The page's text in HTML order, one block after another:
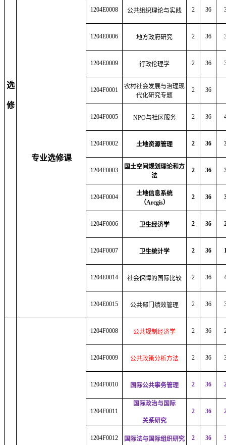
选
修
专业选修课
1204E0008 公共组织理论与实践 2 36
1204E0006 地方政府研究 2 36
1204E0009 行政伦理学 2 36
1204F0001
农村社会发展与治理现
代化研究专题
2 36
1204F0005 NPO与社区服务 2 36
1204F0002 土地资源管理 2 36
1204F0003
国土空间规划理论和方
法
2 36
1204F0004
土地信息系统
（Arcgis）
2 36
1204F0006 卫生经济学 2 36
1204F0007 卫生统计学 2 36
1204E0014 社会保障的国际比较 2 36
1204E0015 公共部门绩效管理 2 36
1204F0008 公共规制经济学 2 36
1204F0009 公共政策分析方法 2 36
1204F0010 国际公共事务管理 2 36
1204F0011
国际政治与国际
关系研究
2 36
1204F0012 国际法与国际组织研究 2 36